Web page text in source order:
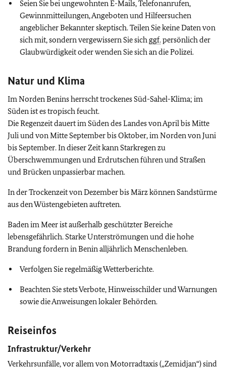
Seien Sie bei ungewohnten E-Mails, Telefonanrufen,
Gewinnmitteilungen, Angeboten und Hilfeersuchen
angeblicher Bekannter skeptisch. Teilen Sie keine Daten von
sich mit, sondern vergewissern Sie sich ggf.persönlich der
Glaubwürdigkeit oder wenden Sie sich an die Polizei.
Natur und Klima
Im Norden Benins herrscht trockenes Süd-Sahel-Klima; im
Süden ist es tropisch feucht.
Die Regenzeit dauert im Süden des Landes von April bis Mitte
Juli und von Mitte September bis Oktober, im Norden von Juni
bis September. In dieser Zeit kann Starkregen zu
Überschwemmungen und Erdrutschen führen und Straßen
und Brücken unpassierbar machen.
In der Trockenzeit von Dezember bis März können Sandstürme
aus den Wüstengebieten auftreten.
Baden im Meer ist außerhalb geschützter Bereiche
lebensgefährlich. Starke Unterströmungen und die hohe
Brandung fordern in Benin alljährlich Menschenleben.
Verfolgen Sie regelmäßig Wetterberichte.
Beachten Sie stets Verbote, Hinweisschilder und Warnungen
sowie die Anweisungen lokaler Behörden.
Reiseinfos
Infrastruktur/Verkehr
Verkehrsunfälle, vor allem von Motorradtaxis („Zemidjan“) sind